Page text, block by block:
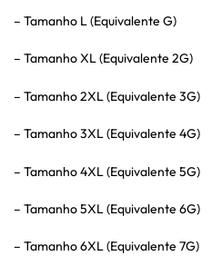
– Tamanho L (Equivalente G)
– Tamanho XL (Equivalente 2G)
– Tamanho 2XL (Equivalente 3G)
– Tamanho 3XL (Equivalente 4G)
– Tamanho 4XL (Equivalente 5G)
– Tamanho 5XL (Equivalente 6G)
– Tamanho 6XL (Equivalente 7G)